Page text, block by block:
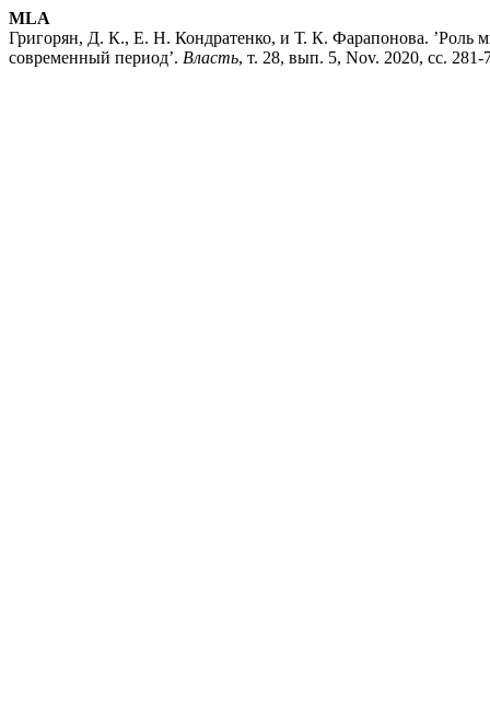
MLA
Григорян, Д. К., Е. Н. Кондратенко, и Т. К. Фарапонова. ’Роль
современный период’. Власть, т. 28, вып. 5, Nov. 2020, сс.